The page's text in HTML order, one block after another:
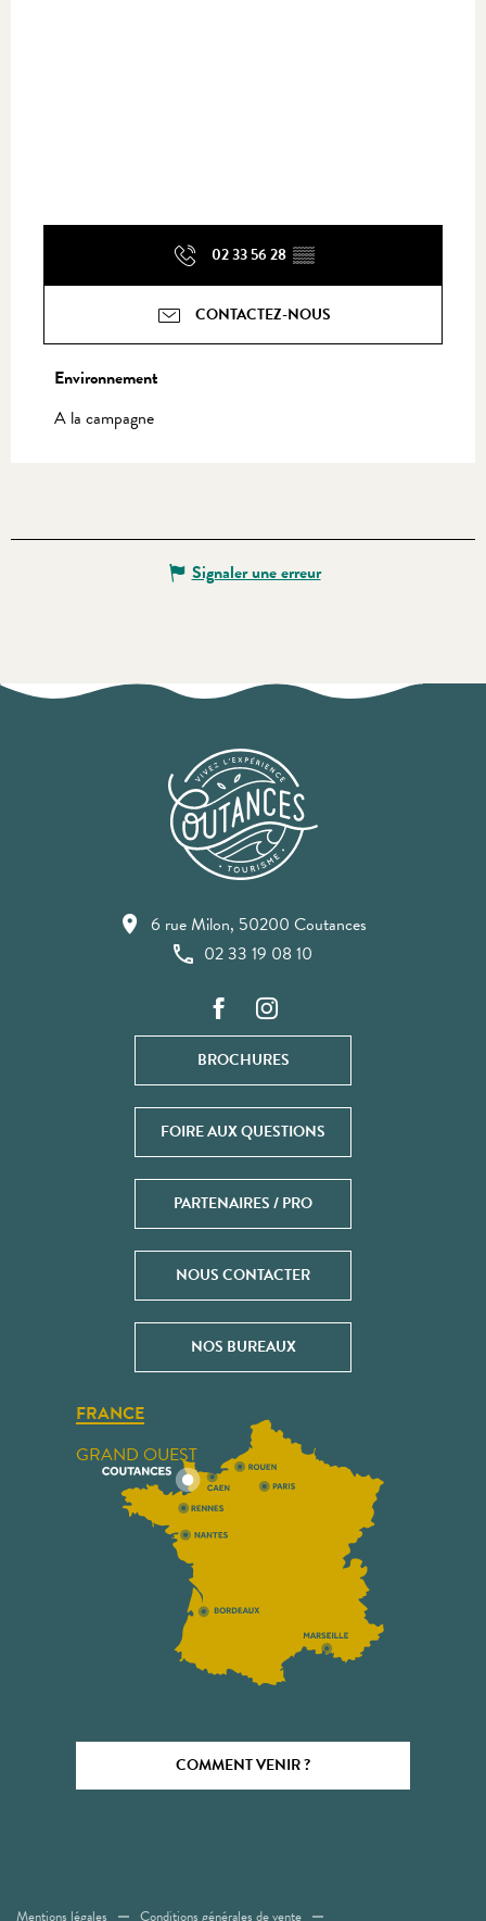
02 33 56 28 ▒▒
CONTACTEZ-NOUS
Environnement
Environnement
A la campagne
Signaler une erreur
6 rue Milon, 50200 Coutances
02 33 19 08 10
BROCHURES
FOIRE AUX QUESTIONS
PARTENAIRES / PRO
NOUS CONTACTER
NOS BUREAUX
FRANCE
GRAND OUEST
COMMENT VENIR ?
Mentions légales Conditions générales de vente